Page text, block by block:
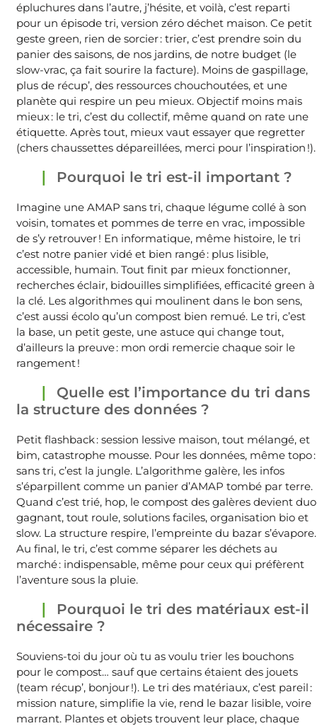
épluchures dans l’autre, j’hésite, et voilà, c’est reparti
pour un épisode tri, version zéro déchet maison. Ce petit
geste green, rien de sorcier : trier, c’est prendre soin du
panier des saisons, de nos jardins, de notre budget (le
slow-vrac, ça fait sourire la facture). Moins de gaspillage,
plus de récup’, des ressources chouchoutées, et une
planète qui respire un peu mieux. Objectif moins mais
mieux : le tri, c’est du collectif, même quand on rate une
étiquette. Après tout, mieux vaut essayer que regretter
(chers chaussettes dépareillées, merci pour l’inspiration !).
Pourquoi le tri est-il important ?
Imagine une AMAP sans tri, chaque légume collé à son
voisin, tomates et pommes de terre en vrac, impossible
de s’y retrouver ! En informatique, même histoire, le tri
c’est notre panier vidé et bien rangé : plus lisible,
accessible, humain. Tout finit par mieux fonctionner,
recherches éclair, bidouilles simplifiées, efficacité green à
la clé. Les algorithmes qui moulinent dans le bon sens,
c’est aussi écolo qu’un compost bien remué. Le tri, c’est
la base, un petit geste, une astuce qui change tout,
d’ailleurs la preuve : mon ordi remercie chaque soir le
rangement !
Quelle est l’importance du tri dans
la structure des données ?
Petit flashback : session lessive maison, tout mélangé, et
bim, catastrophe mousse. Pour les données, même topo :
sans tri, c’est la jungle. L’algorithme galère, les infos
s’éparpillent comme un panier d’AMAP tombé par terre.
Quand c’est trié, hop, le compost des galères devient duo
gagnant, tout roule, solutions faciles, organisation bio et
slow. La structure respire, l’empreinte du bazar s’évapore.
Au final, le tri, c’est comme séparer les déchets au
marché : indispensable, même pour ceux qui préfèrent
l’aventure sous la pluie.
Pourquoi le tri des matériaux est-il
nécessaire ?
Souviens-toi du jour où tu as voulu trier les bouchons
pour le compost… sauf que certains étaient des jouets
(team récup’, bonjour !). Le tri des matériaux, c’est pareil :
mission nature, simplifie la vie, rend le bazar lisible, voire
marrant. Plantes et objets trouvent leur place, chaque